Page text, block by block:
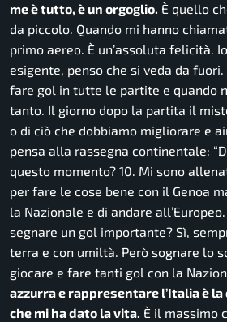
me è tutto, è un orgoglio. È quello
da piccolo. Quando mi hanno
primo aereo. È un’assoluta felicità.
esigente, penso che si veda da
fare gol in tutte le partite e quando
tanto. Il giorno dopo la partita il
o di ciò che dobbiamo migliorare e
pensa alla rassegna continentale: “
questo momento? 10. Mi sono
per fare le cose bene con il Genoa
la Nazionale e di andare
segnare un gol importante? Sì,
terra e con umiltà. Però sognare lo
giocare e fare tanti gol con la
azzurra e rappresentare l’Italia è
che mi ha dato la vita. È il massimo